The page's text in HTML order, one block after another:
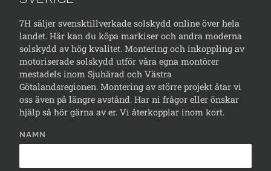
7H säljer svensktillverkade solskydd online över hela
landet. Här kan du köpa markiser och andra moderna
solskydd av hög kvalitet. Montering och inkoppling av
motoriserade solskydd utför våra egna montörer
mestadels inom Sjuhärad och Västra
Götalandsregionen. Montering av större projekt åtar vi
oss även på längre avstånd. Har ni frågor eller önskar
hjälp så hör gärna av er. Vi återkopplar inom kort.
NAMN